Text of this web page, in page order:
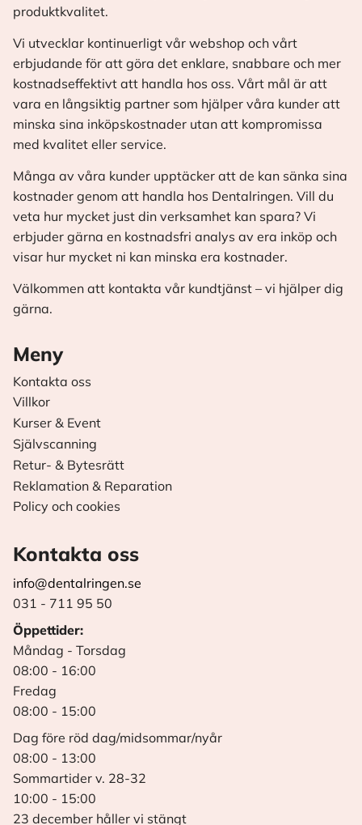
produktkvalitet.
Vi utvecklar kontinuerligt vår webshop och vårt
erbjudande för att göra det enklare, snabbare och mer
kostnadseffektivt att handla hos oss. Vårt mål är att
vara en långsiktig partner som hjälper våra kunder att
minska sina inköpskostnader utan att kompromissa
med kvalitet eller service.
Många av våra kunder upptäcker att de kan sänka sina
kostnader genom att handla hos Dentalringen. Vill du
veta hur mycket just din verksamhet kan spara? Vi
erbjuder gärna en kostnadsfri analys av era inköp och
visar hur mycket ni kan minska era kostnader.
Välkommen att kontakta vår kundtjänst – vi hjälper dig
gärna.
Meny
Kontakta oss
Villkor
Kurser & Event
Självscanning
Retur- & Bytesrätt
Reklamation & Reparation
Policy och cookies
Kontakta oss
info@dentalringen.se
031 - 711 95 50
Öppettider:
Måndag - Torsdag
08:00 - 16:00
Fredag
08:00 - 15:00
Dag före röd dag/midsommar/nyår
08:00 - 13:00
Sommartider v. 28-32
10:00 - 15:00
23 december håller vi stängt